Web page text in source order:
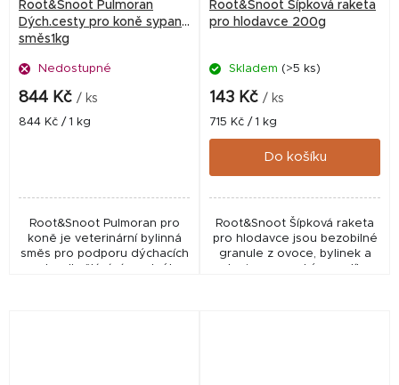
Root&Snoot Pulmoran
Dých.cesty pro koně sypaná
směs1kg
Nedostupné
844 Kč / ks
Měrná
844 Kč / 1 kg
Root&Snoot Pulmoran pro
koně je veterinární bylinná
směs pro podporu dýchacích
cest, odkašlávání a volného
Root&Snoot Šípková raketa
pro hlodavce 200g
Skladem (>5 ks)
143 Kč / ks
Měrná
cena:
715 Kč / 1 kg
Do košíku
Root&Snoot Šípková raketa
pro hlodavce jsou bezobilné
granule z ovoce, bylinek a
zeleniny s vysokým podílem